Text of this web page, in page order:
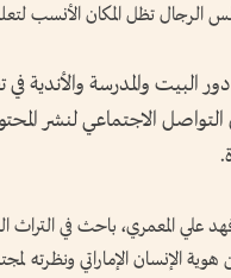
الرجال تظل المكان الأنسب
البيت والمدرسة والأندية في
الاجتماعي لنشر
علي المعمري، باحث في التراث
هوية الإنسان الإماراتي